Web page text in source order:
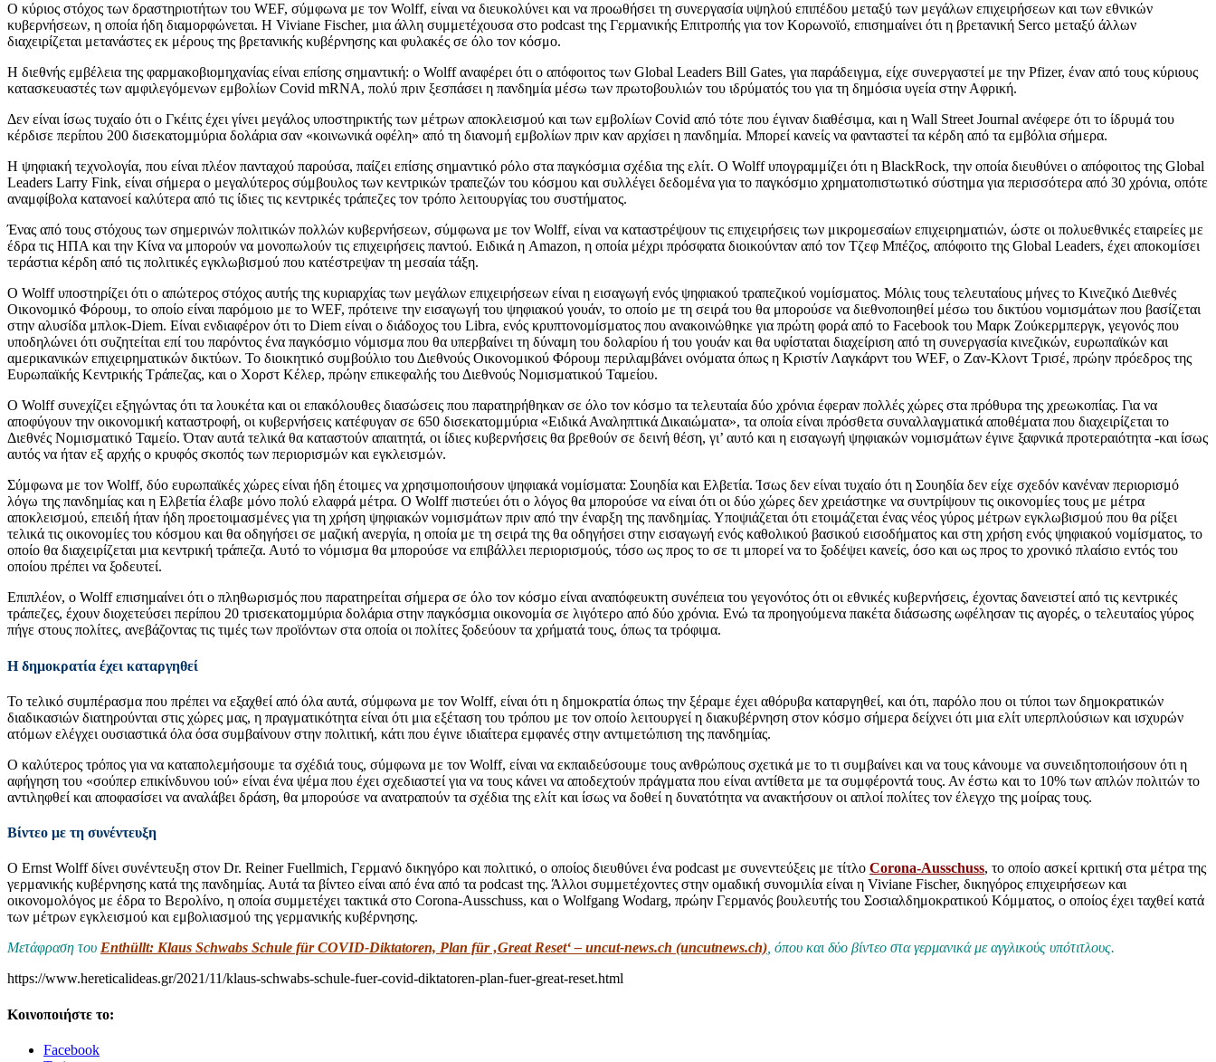
Ο κύριος στόχος των δραστηριοτήτων του WEF, σύμφωνα με τον Wolff, είναι να διευκολύνει και να προωθήσει τη συνεργασία υψηλού επιπέδου μεταξύ των μεγάλων επιχειρήσεων και των εθνικών
κυβερνήσεων, η οποία ήδη διαμορφώνεται. Η Viviane Fischer, μια άλλη συμμετέχουσα στο podcast της Γερμανικής Επιτροπής για τον Κορωνοϊό, επισημαίνει ότι η βρετανική Serco μεταξύ άλλων
διαχειρίζεται μετανάστες εκ μέρους της βρετανικής κυβέρνησης και φυλακές σε όλο τον κόσμο.
Η διεθνής εμβέλεια της φαρμακοβιομηχανίας είναι επίσης σημαντική: ο Wolff αναφέρει ότι ο απόφοιτος των Global Leaders Bill Gates, για παράδειγμα, είχε συνεργαστεί με την Pfizer, έναν από τους κύριους
κατασκευαστές των αμφιλεγόμενων εμβολίων Covid mRNA, πολύ πριν ξεσπάσει η πανδημία μέσω των πρωτοβουλιών του ιδρύματός του για τη δημόσια υγεία στην Αφρική.
Δεν είναι ίσως τυχαίο ότι ο Γκέιτς έχει γίνει μεγάλος υποστηρικτής των μέτρων αποκλεισμού και των εμβολίων Covid από τότε που έγιναν διαθέσιμα, και η Wall Street Journal ανέφερε ότι το ίδρυμά του
κέρδισε περίπου 200 δισεκατομμύρια δολάρια σαν «κοινωνικά οφέλη» από τη διανομή εμβολίων πριν καν αρχίσει η πανδημία. Μπορεί κανείς να φανταστεί τα κέρδη από τα εμβόλια σήμερα.
Η ψηφιακή τεχνολογία, που είναι πλέον πανταχού παρούσα, παίζει επίσης σημαντικό ρόλο στα παγκόσμια σχέδια της ελίτ. Ο Wolff υπογραμμίζει ότι η BlackRock, την οποία διευθύνει ο απόφοιτος της Global
Leaders Larry Fink, είναι σήμερα ο μεγαλύτερος σύμβουλος των κεντρικών τραπεζών του κόσμου και συλλέγει δεδομένα για το παγκόσμιο χρηματοπιστωτικό σύστημα για περισσότερα από 30 χρόνια, οπότε
αναμφίβολα κατανοεί καλύτερα από τις ίδιες τις κεντρικές τράπεζες τον τρόπο λειτουργίας του συστήματος.
Ένας από τους στόχους των σημερινών πολιτικών πολλών κυβερνήσεων, σύμφωνα με τον Wolff, είναι να καταστρέψουν τις επιχειρήσεις των μικρομεσαίων επιχειρηματιών, ώστε οι πολυεθνικές εταιρείες με
έδρα τις ΗΠΑ και την Κίνα να μπορούν να μονοπωλούν τις επιχειρήσεις παντού. Ειδικά η Amazon, η οποία μέχρι πρόσφατα διοικούνταν από τον Τζεφ Μπέζος, απόφοιτο της Global Leaders, έχει αποκομίσει
τεράστια κέρδη από τις πολιτικές εγκλωβισμού που κατέστρεψαν τη μεσαία τάξη.
Ο Wolff υποστηρίζει ότι ο απώτερος στόχος αυτής της κυριαρχίας των μεγάλων επιχειρήσεων είναι η εισαγωγή ενός ψηφιακού τραπεζικού νομίσματος. Μόλις τους τελευταίους μήνες το Κινεζικό Διεθνές
Οικονομικό Φόρουμ, το οποίο είναι παρόμοιο με το WEF, πρότεινε την εισαγωγή του ψηφιακού γουάν, το οποίο με τη σειρά του θα μπορούσε να διεθνοποιηθεί μέσω του δικτύου νομισμάτων που βασίζεται
στην αλυσίδα μπλοκ-Diem. Είναι ενδιαφέρον ότι το Diem είναι ο διάδοχος του Libra, ενός κρυπτονομίσματος που ανακοινώθηκε για πρώτη φορά από το Facebook του Μαρκ Ζούκερμπεργκ, γεγονός που
υποδηλώνει ότι συζητείται επί του παρόντος ένα παγκόσμιο νόμισμα που θα υπερβαίνει τη δύναμη του δολαρίου ή του γουάν και θα υφίσταται διαχείριση από τη συνεργασία κινεζικών, ευρωπαϊκών και
αμερικανικών επιχειρηματικών δικτύων. Το διοικητικό συμβούλιο του Διεθνούς Οικονομικού Φόρουμ περιλαμβάνει ονόματα όπως η Κριστίν Λαγκάρντ του WEF, ο Ζαν-Κλοντ Τρισέ, πρώην πρόεδρος της
Ευρωπαϊκής Κεντρικής Τράπεζας, και ο Χορστ Κέλερ, πρώην επικεφαλής του Διεθνούς Νομισματικού Ταμείου.
Ο Wolff συνεχίζει εξηγώντας ότι τα λουκέτα και οι επακόλουθες διασώσεις που παρατηρήθηκαν σε όλο τον κόσμο τα τελευταία δύο χρόνια έφεραν πολλές χώρες στα πρόθυρα της χρεωκοπίας. Για να
αποφύγουν την οικονομική καταστροφή, οι κυβερνήσεις κατέφυγαν σε 650 δισεκατομμύρια «Ειδικά Αναληπτικά Δικαιώματα», τα οποία είναι πρόσθετα συναλλαγματικά αποθέματα που διαχειρίζεται το
Διεθνές Νομισματικό Ταμείο. Όταν αυτά τελικά θα καταστούν απαιτητά, οι ίδιες κυβερνήσεις θα βρεθούν σε δεινή θέση, γι’ αυτό και η εισαγωγή ψηφιακών νομισμάτων έγινε ξαφνικά προτεραιότητα -και ίσως
αυτός να ήταν εξ αρχής ο κρυφός σκοπός των περιορισμών και εγκλεισμών.
Σύμφωνα με τον Wolff, δύο ευρωπαϊκές χώρες είναι ήδη έτοιμες να χρησιμοποιήσουν ψηφιακά νομίσματα: Σουηδία και Ελβετία. Ίσως δεν είναι τυχαίο ότι η Σουηδία δεν είχε σχεδόν κανέναν περιορισμό
λόγω της πανδημίας και η Ελβετία έλαβε μόνο πολύ ελαφρά μέτρα. Ο Wolff πιστεύει ότι ο λόγος θα μπορούσε να είναι ότι οι δύο χώρες δεν χρειάστηκε να συντρίψουν τις οικονομίες τους με μέτρα
αποκλεισμού, επειδή ήταν ήδη προετοιμασμένες για τη χρήση ψηφιακών νομισμάτων πριν από την έναρξη της πανδημίας. Υποψιάζεται ότι ετοιμάζεται ένας νέος γύρος μέτρων εγκλωβισμού που θα ρίξει
τελικά τις οικονομίες του κόσμου και θα οδηγήσει σε μαζική ανεργία, η οποία με τη σειρά της θα οδηγήσει στην εισαγωγή ενός καθολικού βασικού εισοδήματος και στη χρήση ενός ψηφιακού νομίσματος, το
οποίο θα διαχειρίζεται μια κεντρική τράπεζα. Αυτό το νόμισμα θα μπορούσε να επιβάλλει περιορισμούς, τόσο ως προς το σε τι μπορεί να το ξοδέψει κανείς, όσο και ως προς το χρονικό πλαίσιο εντός του
οποίου πρέπει να ξοδευτεί.
Επιπλέον, ο Wolff επισημαίνει ότι ο πληθωρισμός που παρατηρείται σήμερα σε όλο τον κόσμο είναι αναπόφευκτη συνέπεια του γεγονότος ότι οι εθνικές κυβερνήσεις, έχοντας δανειστεί από τις κεντρικές
τράπεζες, έχουν διοχετεύσει περίπου 20 τρισεκατομμύρια δολάρια στην παγκόσμια οικονομία σε λιγότερο από δύο χρόνια. Ενώ τα προηγούμενα πακέτα διάσωσης ωφέλησαν τις αγορές, ο τελευταίος γύρος
πήγε στους πολίτες, ανεβάζοντας τις τιμές των προϊόντων στα οποία οι πολίτες ξοδεύουν τα χρήματά τους, όπως τα τρόφιμα.
Η δημοκρατία έχει καταργηθεί
Το τελικό συμπέρασμα που πρέπει να εξαχθεί από όλα αυτά, σύμφωνα με τον Wolff, είναι ότι η δημοκρατία όπως την ξέραμε έχει αθόρυβα καταργηθεί, και ότι, παρόλο που οι τύποι των δημοκρατικών
διαδικασιών διατηρούνται στις χώρες μας, η πραγματικότητα είναι ότι μια εξέταση του τρόπου με τον οποίο λειτουργεί η διακυβέρνηση στον κόσμο σήμερα δείχνει ότι μια ελίτ υπερπλούσιων και ισχυρών
ατόμων ελέγχει ουσιαστικά όλα όσα συμβαίνουν στην πολιτική, κάτι που έγινε ιδιαίτερα εμφανές στην αντιμετώπιση της πανδημίας.
Ο καλύτερος τρόπος για να καταπολεμήσουμε τα σχέδιά τους, σύμφωνα με τον Wolff, είναι να εκπαιδεύσουμε τους ανθρώπους σχετικά με το τι συμβαίνει και να τους κάνουμε να συνειδητοποιήσουν ότι η
αφήγηση του «σούπερ επικίνδυνου ιού» είναι ένα ψέμα που έχει σχεδιαστεί για να τους κάνει να αποδεχτούν πράγματα που είναι αντίθετα με τα συμφέροντά τους. Αν έστω και το 10% των απλών πολιτών το
αντιληφθεί και αποφασίσει να αναλάβει δράση, θα μπορούσε να ανατραπούν τα σχέδια της ελίτ και ίσως να δοθεί η δυνατότητα να ανακτήσουν οι απλοί πολίτες τον έλεγχο της μοίρας τους.
Βίντεο με τη συνέντευξη
Ο Ernst Wolff δίνει συνέντευξη στον Dr. Reiner Fuellmich, Γερμανό δικηγόρο και πολιτικό, ο οποίος διευθύνει ένα podcast με συνεντεύξεις με τίτλο Corona-Ausschuss, το οποίο ασκεί κριτική στα μέτρα της
γερμανικής κυβέρνησης κατά της πανδημίας. Αυτά τα βίντεο είναι από ένα από τα podcast της. Άλλοι συμμετέχοντες στην ομαδική συνομιλία είναι η Viviane Fischer, δικηγόρος επιχειρήσεων και
οικονομολόγος με έδρα το Βερολίνο, η οποία συμμετέχει τακτικά στο Corona-Ausschuss, και ο Wolfgang Wodarg, πρώην Γερμανός βουλευτής του Σοσιαλδημοκρατικού Κόμματος, ο οποίος έχει ταχθεί κατά
των μέτρων εγκλεισμού και εμβολιασμού της γερμανικής κυβέρνησης.
Μετάφραση του Enthüllt: Klaus Schwabs Schule für COVID-Diktatoren, Plan für ‚Great Reset‘ – uncut-news.ch (uncutnews.ch) , όπου και δύο βίντεο στα γερμανικά με αγγλικούς υπότιτλους.
https://www.hereticalideas.gr/2021/11/klaus-schwabs-schule-fuer-covid-diktatoren-plan-fuer-great-reset.html
Κοινοποιήστε το:
Facebook